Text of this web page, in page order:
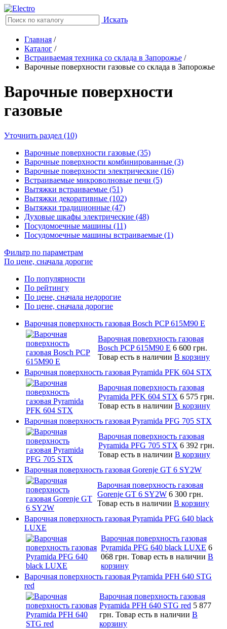
Искать
Главная /
Каталог /
Встраиваемая техника со склада в Запорожье /
Варочные поверхности газовые со склада в Запорожье
Варочные поверхности
газовые
Уточнить раздел (10)
Варочные поверхности газовые (35)
Варочные поверхности комбинированные (3)
Варочные поверхности электрические (16)
Встраиваемые микроволновые печи (5)
Вытяжки встраиваемые (51)
Вытяжки декоративные (102)
Вытяжки традиционные (47)
Духовые шкафы электрические (48)
Посудомоечные машины (11)
Посудомоечные машины встраиваемые (1)
Фильтр по параметрам
По цене, сначала дорогие
По популярности
По рейтингу
По цене, сначала недорогие
По цене, сначала дорогие
Варочная поверхность газовая Bosch PCP 615M90 E
Варочная поверхность газовая
Bosch PCP 615M90 E 6 600 грн.
Товар есть в наличии В корзину
Варочная поверхность газовая Pyramida PFK 604 STX
Варочная поверхность газовая
Pyramida PFK 604 STX 6 575 грн.
Товар есть в наличии В корзину
Варочная поверхность газовая Pyramida PFG 705 STX
Варочная поверхность газовая
Pyramida PFG 705 STX 6 392 грн.
Товар есть в наличии В корзину
Варочная поверхность газовая Gorenje GT 6 SY2W
Варочная поверхность газовая
Gorenje GT 6 SY2W 6 300 грн.
Товар есть в наличии В корзину
Варочная поверхность газовая Pyramida PFG 640 black
LUXE
Варочная поверхность газовая
Pyramida PFG 640 black LUXE 6
068 грн. Товар есть в наличии В
корзину
Варочная поверхность газовая Pyramida PFH 640 STG
red
Варочная поверхность газовая
Pyramida PFH 640 STG red 5 877
грн. Товар есть в наличии В
корзину